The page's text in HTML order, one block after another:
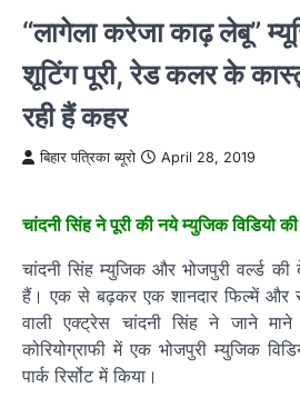
“लागेला करेजा काढ़ लेबू”
शूटिंग पूरी, रेड कलर के
रही हैं कहर
बिहार पत्रिका ब्यूरो April 28, 2019
चांदनी सिंह ने पूरी की नये म्युजिक विडियो
चांदनी सिंह म्युजिक और भोजपुरी वर्ल्ड
हैं। एक से बढ़कर एक शानदार फिल्में और
वाली एक्ट्रेस चांदनी सिंह ने जाने माने
कोरियोग्राफी में एक भोजपुरी म्युजिक
पार्क रिर्सोट में किया।